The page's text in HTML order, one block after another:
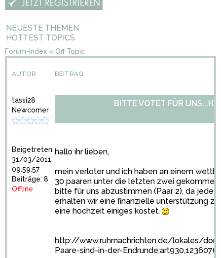
NEUESTE THEMEN
HOTTEST TOPICS
Forum-Index » Off Topic
AUTOR BEITRAG
tassi28
Newcomer
Beigetreten:
31/03/2011
09:59:57
Beiträge: 8
Offline
BITTE VOTET FÜR
hallo ihr lieben,
mein verloter und ich haben an einem
30 paaren unter die letzten zwei
bitte für uns abzustimmen (Paar 2), da jede
erhalten wir eine finanzielle unterstützung
eine hochzeit einiges kostet.
http://www.ruhrnachrichten.de/lokales/
Paare-sind-in-der-Endrunde;art930,1236076